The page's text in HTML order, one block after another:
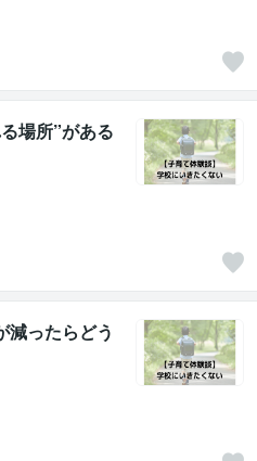
場所”がある
減ったらどう